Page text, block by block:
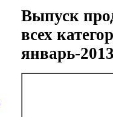
Выпуск
всех
январь-